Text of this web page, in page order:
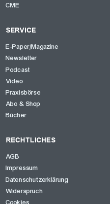
CME
SERVICE
E-Paper/Magazine
Newsletter
Podcast
Video
Praxisbörse
Abo & Shop
Bücher
RECHTLICHES
AGB
Impressum
Datenschutzerklärung
Widerspruch